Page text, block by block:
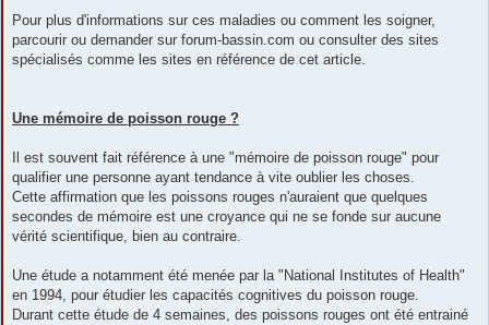
Pour plus d'informations sur ces maladies ou comment les soigner,
parcourir ou demander sur forum-bassin.com ou consulter des sites
spécialisés comme les sites en référence de cet article.
Une mémoire de poisson rouge ?
Il est souvent fait référence à une "mémoire de poisson rouge" pour
qualifier une personne ayant tendance à vite oublier les choses.
Cette affirmation que les poissons rouges n'auraient que quelques
secondes de mémoire est une croyance qui ne se fonde sur aucune
vérité scientifique, bien au contraire.
Une étude a notamment été menée par la "National Institutes of Health"
en 1994, pour étudier les capacités cognitives du poisson rouge.
Durant cette étude de 4 semaines, des poissons rouges ont été entrainé